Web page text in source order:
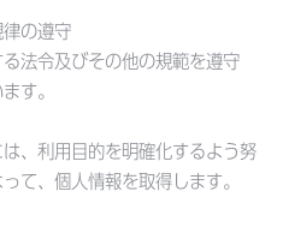
の遵守
法令及びその他の規範を遵守
す。
、利用目的を明確化するよう努
て、個人情報を取得します。